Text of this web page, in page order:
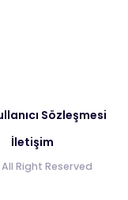
Sözleşmesi
İletişim
All Right Reserved